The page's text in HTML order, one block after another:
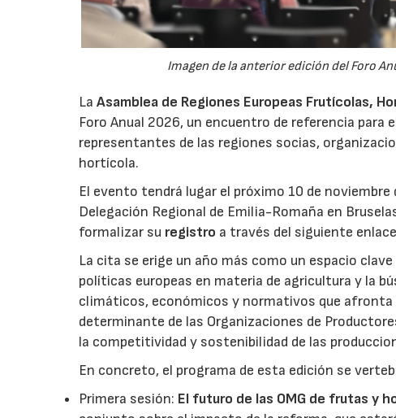
Imagen de la anterior edición del Foro
LaAsamblea de Regiones Europeas Frutícolas,
Foro Anual 2026, un encuentro de referencia
representantes de las regiones socias,
hortícola.
El evento tendrá lugar el próximo 10 de
Delegación Regional de Emilia-Romaña en
formalizar su registro a través del siguiente
La cita se erige un año más como un espacio
políticas europeas en materia de agricultura y la
climáticos, económicos y normativos que afronta
determinante de las Organizaciones de
la competitividad y sostenibilidad de las
En concreto, el programa de esta edición se
Primera sesión: El futuro de las OMG de frutas y